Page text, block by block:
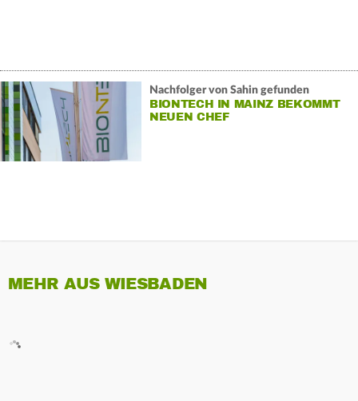
Nachfolger von Sahin gefunden
BIONTECH IN MAINZ BEKOMMT
NEUEN CHEF
MEHR AUS WIESBADEN